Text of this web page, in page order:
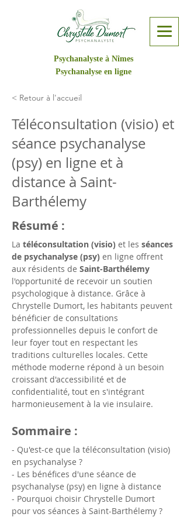
Psychanalyste à Nîmes
Psychanalyse en ligne
< Retour à l'accueil
Téléconsultation (visio) et
séance psychanalyse
(psy) en ligne et à
distance à Saint-
Barthélemy
Résumé :
La téléconsultation (visio) et les séances
de psychanalyse (psy) en ligne offrent
aux résidents de Saint-Barthélemy
l'opportunité de recevoir un soutien
psychologique à distance. Grâce à
Chrystelle Dumort, les habitants peuvent
bénéficier de consultations
professionnelles depuis le confort de
leur foyer tout en respectant les
traditions culturelles locales. Cette
méthode moderne répond à un besoin
croissant d'accessibilité et de
confidentialité, tout en s'intégrant
harmonieusement à la vie insulaire.
Sommaire :
- Qu'est-ce que la téléconsultation (visio)
en psychanalyse ?
- Les bénéfices d'une séance de
psychanalyse (psy) en ligne à distance
- Pourquoi choisir Chrystelle Dumort
pour vos séances à Saint-Barthélemy ?